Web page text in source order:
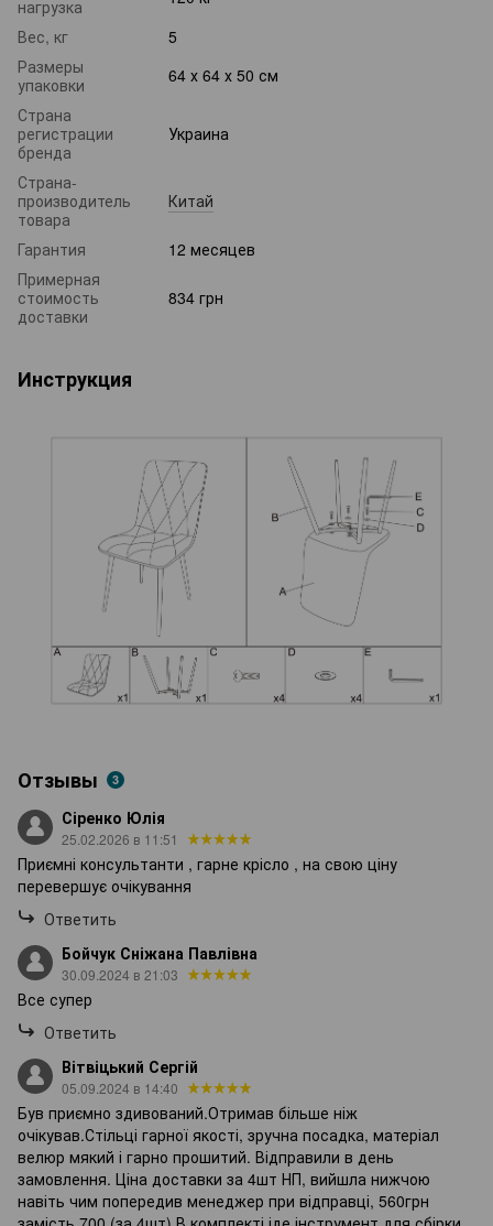
нагрузка
Вес, кг
5
Размеры
упаковки
64 х 64 х 50 см
Страна
регистрации
бренда
Украина
Страна-
производитель
товара
Китай
Гарантия
12 месяцев
Примерная
стоимость
доставки
834 грн
Инструкция
Отзывы 3
Сіренко Юлія
25.02.2026 в 11:51
Приємні консультанти , гарне крісло , на свою ціну
перевершує очікування
Ответить
Бойчук Сніжана Павлівна
30.09.2024 в 21:03
Все супер
Ответить
Вітвіцький Сергій
05.09.2024 в 14:40
Був приємно здивований.Отримав більше ніж
очікував.Стільці гарної якості, зручна посадка, матеріал
велюр мякий і гарно прошитий. Відправили в день
замовлення. Ціна доставки за 4шт НП, вийшла нижчою
навіть чим попередив менеджер при відправці, 560грн